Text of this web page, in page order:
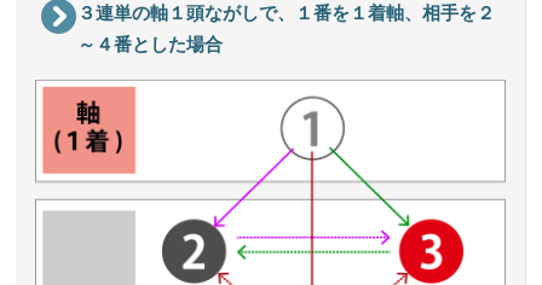
３連単の軸１頭ながしで、１番を１着軸、相手を２
～４番とした場合